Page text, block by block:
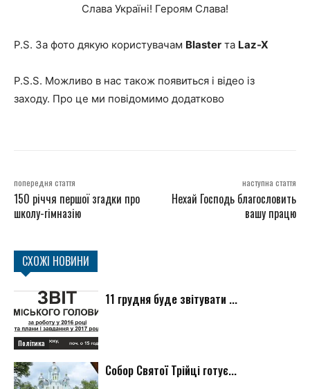
Слава Україні! Героям Слава!
P.S. За фото дякую користувачам Blaster та Laz-X
P.S.S. Можливо в нас також появиться і відео із
заходу. Про це ми повідомимо додатково
попередня стаття
150 річчя першої згадки про
школу-гімназію
наступна стаття
Нехай Господь благословить
вашу працю
СХОЖІ НОВИНИ
Політика
11 грудня буде звітувати ...
Собор Святої Трійці готує...